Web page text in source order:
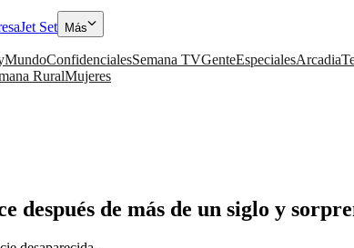
Jet Set Más
MundoConfidencialesSemana TVGenteEspecialesArcadia
RuralMujeres
después de más de un siglo y